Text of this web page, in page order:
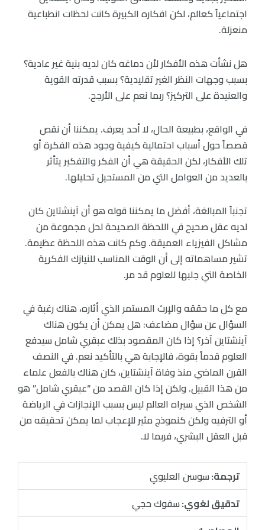
اجتماعياً كعالم، لكن افكاره الكبيرة كانت لحظات انطباعية
منعزلة.
هل نشأت هذه الأفكار لأن دماغه كان لديه بنية غير عادية؟
بسبب وجهات النظر الغير تقليدية؟ بسبب قدرته القوية
والعنيدة على التركيز؟ ربما نعم على الأرجح.
في الواقع، بطبيعة الحال، لا أحد يعرف. يمكننا أن نقص
قصصاً حول أسباب احتمالية كيفية وجود هذه الفكرة أو
تلك الأفكار، لكن الحقيقة هي أن الفكر والتفكير يتأثر
بالعديد من العوامل التي من المستحيل تحليلها.
تجنباً المبالغة، أفضل ما يمكننا قوله هو أن آينشتاين كان
لديه عقل صحيح في اللحظة الصحيحة لحل مجموعة من
مشاكل الفيزياء العميقة. وكم كانت هذه اللحظة عظيمة.
تشير مساهماته إلى أن الوقت المناسب للنيازك الفكرية
الخاصة التي جلبها للعلوم قد مر.
مع كل ما حققه والإرث المستمر الذي أثاره، هناك رغبة في
السؤال عن سؤال مضاعف: هل يمكن أن يكون هناك
آينشتاين آخر؟ إذا كان المقصود بذلك عبقري شامل سيدفع
العلوم قدماً بقوة، فالإجابة هي بالتأكيد نعم. في النصف
القرن الماضي منذ وفاة آينشتاين، كان هناك بالفعل علماء
من هذا القبيل. ولكن إذا كان القصد من “عبقري شامل” هو
الشخص الذي سيراه العالم ليس بسبب الإنجازات في الرياضة
أو الترفيه ولكن كنموذج مثير للإعجاب لما يمكن تحقيقه من
قبل العقل البشري، فربما لا.
ترجمة:سوسن العليوي
تدقيق لغوي:سفوك حجي